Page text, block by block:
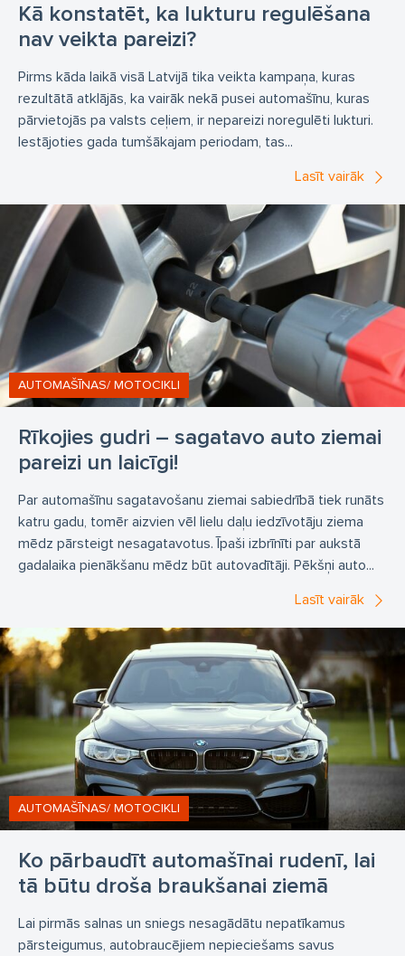
Kā konstatēt, ka lukturu regulēšana
nav veikta pareizi?
Pirms kāda laikā visā Latvijā tika veikta kampaņa, kuras
rezultātā atklājās, ka vairāk nekā pusei automašīnu, kuras
pārvietojās pa valsts ceļiem, ir nepareizi noregulēti lukturi.
Iestājoties gada tumšākajam periodam, tas...
Lasīt vairāk
Rīkojies gudri – sagatavo auto ziemai
pareizi un laicīgi!
AUTOMAŠĪNAS/ MOTOCIKLI
Par automašīnu sagatavošanu ziemai sabiedrībā tiek runāts
katru gadu, tomēr aizvien vēl lielu daļu iedzīvotāju ziema
mēdz pārsteigt nesagatavotus. Īpaši izbrīnīti par aukstā
gadalaika pienākšanu mēdz būt autovadītāji. Pēkšņi auto...
Lasīt vairāk
Ko pārbaudīt automašīnai rudenī, lai
tā būtu droša braukšanai ziemā
AUTOMAŠĪNAS/ MOTOCIKLI
Lai pirmās salnas un sniegs nesagādātu nepatīkamus
pārsteigumus, autobraucējiem nepieciešams savus